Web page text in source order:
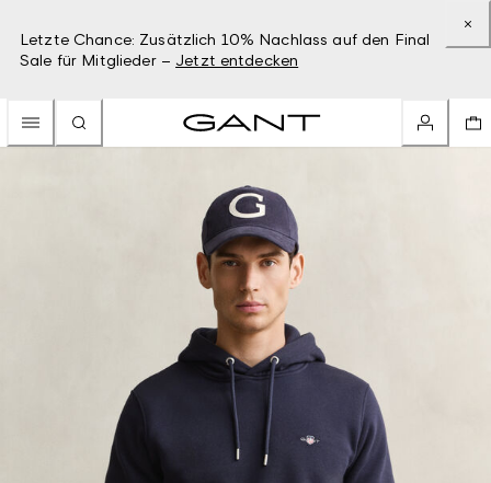
Letzte Chance: Zusätzlich 10% Nachlass auf den Final
Sale für Mitglieder – Jetzt entdecken